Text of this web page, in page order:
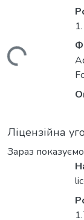
Ліцензійна
Зараз показуємо